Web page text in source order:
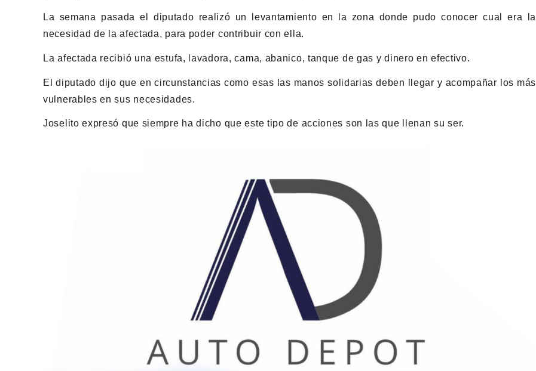
La semana pasada el diputado realizó un levantamiento en la zona donde pudo conocer cual era la
necesidad de la afectada, para poder contribuir con ella.
La afectada recibió una estufa, lavadora, cama, abanico, tanque de gas y dinero en efectivo.
El diputado dijo que en circunstancias como esas las manos solidarias deben llegar y acompañar los más
vulnerables en sus necesidades.
Joselito expresó que siempre ha dicho que este tipo de acciones son las que llenan su ser.